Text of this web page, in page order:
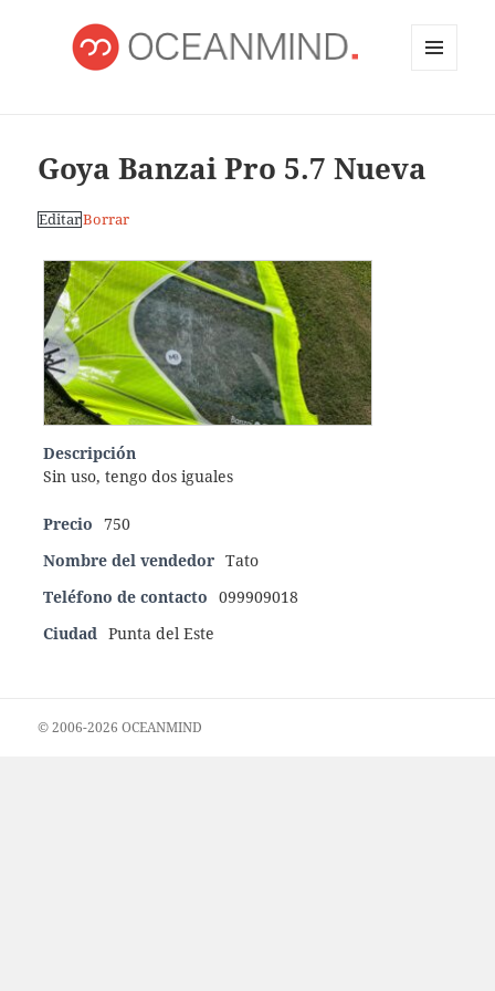
Goya Banzai Pro 5.7 Nueva
EditarBorrar
Descripción
Sin uso, tengo dos iguales
Precio
750
Nombre del vendedor Tato
Teléfono de contacto
099909018
Ciudad Punta del Este
© 2006-2026 OCEANMIND